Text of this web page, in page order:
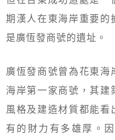
期漢人在東海岸重要的
是廣恆發商號的遺址。
廣恆發商號曾為花東海
海岸第一家商號，其
風格及建造材質都能
有的財力有多雄厚。